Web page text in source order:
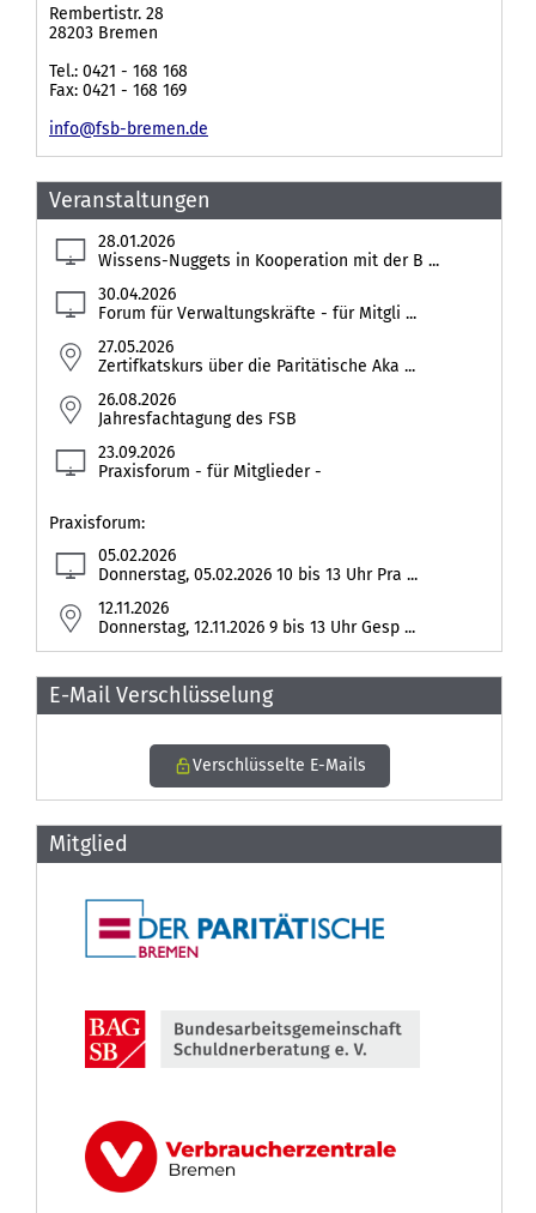
Rembertistr. 28
28203 Bremen
Tel.: 0421 - 168 168
Fax: 0421 - 168 169
info@fsb-bremen.de
Veranstaltungen
28.01.2026
Wissens-Nuggets in Kooperation mit der B ...
30.04.2026
Forum für Verwaltungskräfte - für Mitgli ...
27.05.2026
Zertifkatskurs über die Paritätische Aka ...
26.08.2026
Jahresfachtagung des FSB
23.09.2026
Praxisforum - für Mitglieder -
Praxisforum:
05.02.2026
Donnerstag, 05.02.2026 10 bis 13 Uhr Pra ...
12.11.2026
Donnerstag, 12.11.2026 9 bis 13 Uhr Gesp ...
E-Mail Verschlüsselung
Verschlüsselte E-Mails
Mitglied